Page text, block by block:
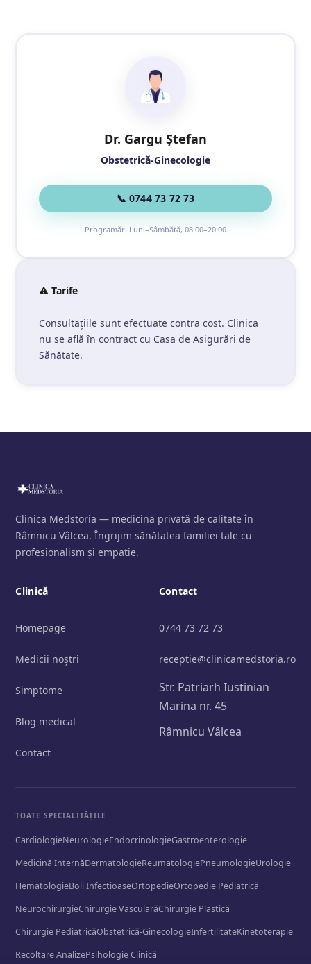
Dr. Gargu Ștefan
Obstetrică-Ginecologie
📞 0744 73 72 73
Programări Luni–Sâmbătă, 08:00–20:00
⚠️ Tarife
Consultațiile sunt efectuate contra cost. Clinica
nu se află în contract cu Casa de Asigurări de
Sănătate.
Clinica Medstoria — medicină privată de calitate în
Râmnicu Vâlcea. Îngrijim sănătatea familiei tale cu
profesionalism și empatie.
Clinică
Homepage
Medicii noștri
Simptome
Blog medical
Contact
Contact
0744 73 72 73
receptie@clinicamedstoria.ro
Str. Patriarh Iustinian
Marina nr. 45
Râmnicu Vâlcea
TOATE SPECIALITĂȚILE
CardiologieNeurologieEndocrinologieGastroenterologie
Medicină InternăDermatologieReumatologiePneumologieUrologie
HematologieBoli InfecțioaseOrtopedieOrtopedie Pediatrică
NeurochirurgieChirurgie VascularăChirurgie Plastică
Chirurgie PediatricăObstetrică-GinecologieInfertilitateKinetoterapie
Recoltare AnalizePsihologie Clinică